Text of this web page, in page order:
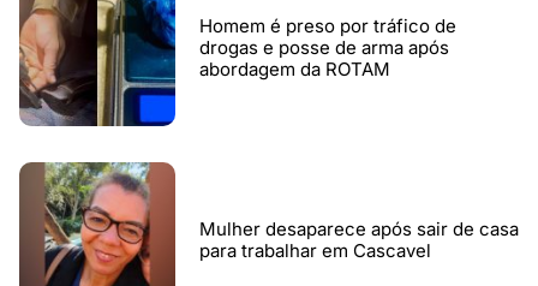
Homem é preso por tráfico de
drogas e posse de arma após
abordagem da ROTAM
Mulher desaparece após sair de casa
para trabalhar em Cascavel